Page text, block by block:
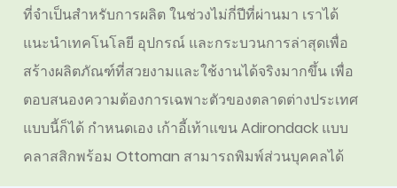
ที่จำเป็นสำหรับการผลิต ในช่วงไม่กี่ปีที่ผ่านมา เราได้
แนะนำเทคโนโลยี อุปกรณ์ และกระบวนการล่าสุดเพื่อ
สร้างผลิตภัณฑ์ที่สวยงามและใช้งานได้จริงมากขึ้น เพื่อ
ตอบสนองความต้องการเฉพาะตัวของตลาดต่างประเทศ
แบบนี้ก็ได้ กำหนดเอง เก้าอี้เท้าแขน Adirondack แบบ
คลาสสิกพร้อม Ottoman สามารถพิมพ์ส่วนบุคคลได้